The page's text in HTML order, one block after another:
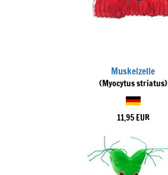
Muskelzelle
(Myocytus striatus)
11,95 EUR